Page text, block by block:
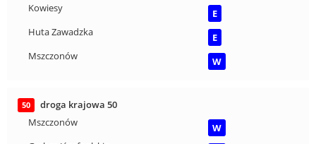
Kowiesy
E
Huta Zawadzka
E
Mszczonów
W
50
droga krajowa 50
Mszczonów
W